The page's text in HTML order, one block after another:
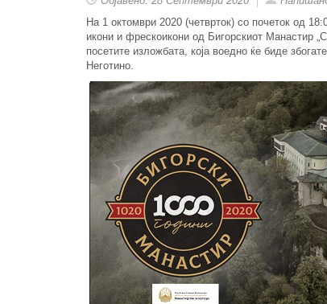
На 1 октомври 2020 (четврток) со почеток од
икони и фрескоикони од Бигорскиот Манастир
посетите изложбата, која воедно ќе биде
Неготино.